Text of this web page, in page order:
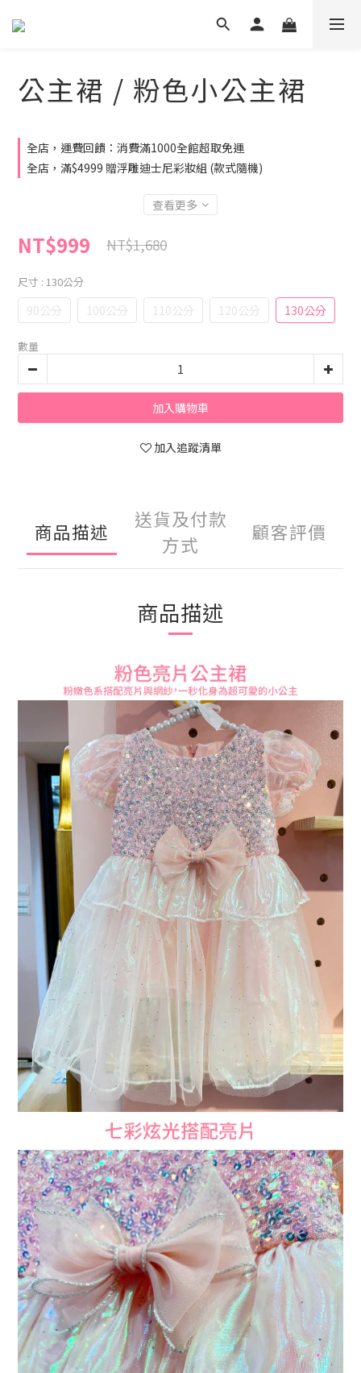
公主裙 / 粉色小公主裙
全店，運費回饋：消費滿1000全館超取免運
全店，滿$4999 贈浮雕迪士尼彩妝組 (款式隨機)
查看更多
NT$999 NT$1,680
尺寸 : 130公分
90公分 100公分 110公分 120公分 130公分
數量
加入購物車
加入追蹤清單
商品描述
送貨及付款
方式
顧客評價
商品描述